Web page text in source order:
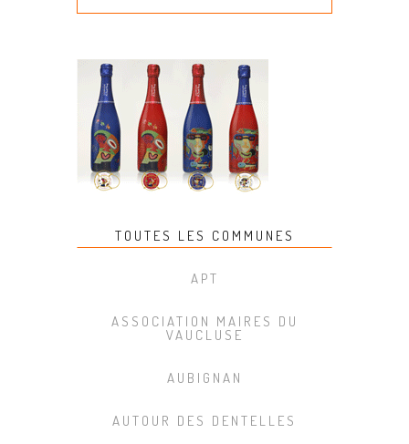
TOUTES LES COMMUNES
APT
ASSOCIATION MAIRES DU
VAUCLUSE
AUBIGNAN
AUTOUR DES DENTELLES